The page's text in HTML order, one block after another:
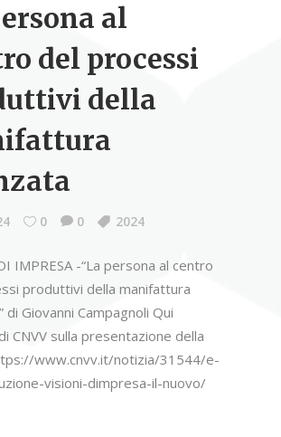
al
del processi
della
0 0 2024
IMPRESA -“La persona al centro
produttivi della manifattura
di Giovanni Campagnoli Qui
CNVV sulla presentazione della
www.cnvv.it/notizia/31544/e-
visioni-dimpresa-il-nuovo/